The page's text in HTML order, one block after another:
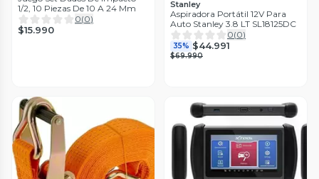
1/2, 10 Piezas De 10 A 24 Mm
0(0)
$15.990
Stanley
Aspiradora Portátil 12V Para
Auto Stanley 3.8 LT SL18125DC
0(0)
35% $44.991
$69.990